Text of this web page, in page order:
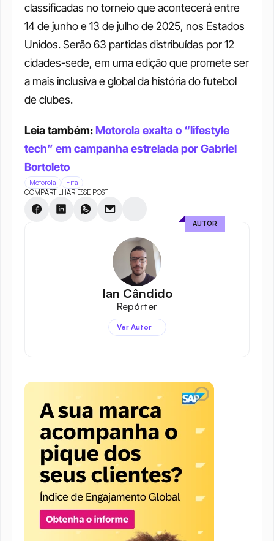
classificadas no torneio que acontecerá entre
14 de junho e 13 de julho de 2025, nos Estados
Unidos. Serão 63 partidas distribuídas por 12
cidades-sede, em uma edição que promete ser
a mais inclusiva e global da história do futebol
de clubes.
Leia também: Motorola exalta o “lifestyle
tech” em campanha estrelada por Gabriel
Bortoleto
Motorola Fifa
COMPARTILHAR ESSE POST
Ian Cândido
Repórter
Ver Autor
AUTOR